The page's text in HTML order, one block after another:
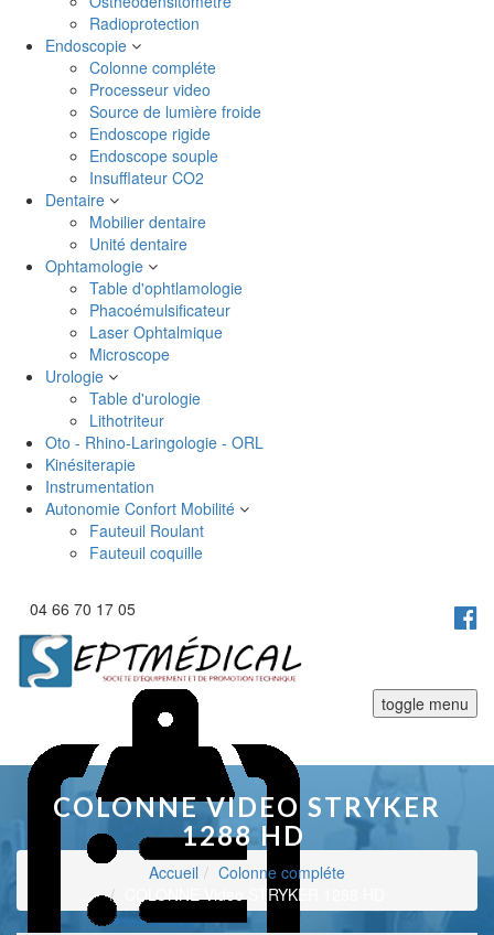
Radioprotection
Endoscopie
Colonne compléte
Processeur video
Source de lumière froide
Endoscope rigide
Endoscope souple
Insufflateur CO2
Dentaire
Mobilier dentaire
Unité dentaire
Ophtamologie
Table d'ophtlamologie
Phacoémulsificateur
Laser Ophtalmique
Microscope
Urologie
Table d'urologie
Lithotriteur
Oto - Rhino-Laringologie - ORL
Kinésiterapie
Instrumentation
Autonomie Confort Mobilité
Fauteuil Roulant
Fauteuil coquille
04 66 70 17 05
toggle menu
COLONNE VIDEO STRYKER
1288 HD
Accueil
Colonne compléte
COLONNE Video STRYKER 1288 HD